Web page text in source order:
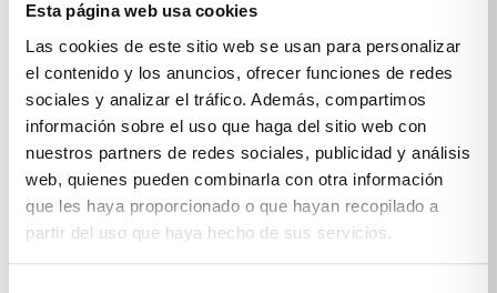
Esta página web usa cookies
Las cookies de este sitio web se usan para personalizar
el contenido y los anuncios, ofrecer funciones de redes
sociales y analizar el tráfico. Además, compartimos
información sobre el uso que haga del sitio web con
nuestros partners de redes sociales, publicidad y análisis
web, quienes pueden combinarla con otra información
que les haya proporcionado o que hayan recopilado a
partir del uso que haya hecho de sus servicios.
Sobre Xíkara
Inicio
Blog
Reseñas Google
SOLICITA UNA CITA